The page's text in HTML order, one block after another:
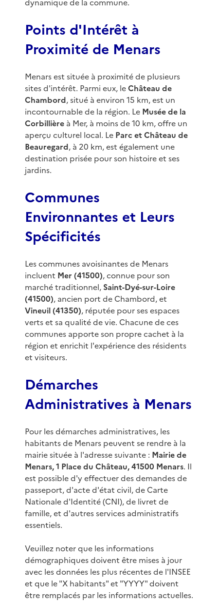
dynamique de la commune.
Points d'Intérêt à
Proximité de Menars
Menars est située à proximité de plusieurs
sites d'intérêt. Parmi eux, leChâteau de
Chambord, situé à environ 15 km, est un
incontournable de la région. Le Musée de la
Corbillièreà Mer, à moins de 10 km, offre un
aperçu culturel local. Le Parc et Château de
Beauregard, à 20 km, est également une
destination prisée pour son histoire et ses
jardins.
Communes
Environnantes et Leurs
Spécificités
Les communes avoisinantes de Menars
incluent Mer (41500), connue pour son
marché traditionnel, Saint-Dyé-sur-Loire
(41500), ancien port de Chambord, et
Vineuil (41350), réputée pour ses espaces
verts et sa qualité de vie. Chacune de ces
communes apporte son propre cachet à la
région et enrichit l'expérience des résidents
et visiteurs.
Démarches
Administratives à Menars
Pour les démarches administratives, les
habitants de Menars peuvent se rendre à la
mairie située à l'adresse suivante : Mairie de
Menars, 1 Place du Château, 41500 Menars. Il
est possible d'y effectuer des demandes de
passeport, d'acte d'état civil, de Carte
Nationale d'Identité (CNI), de livret de
famille, et d'autres services administratifs
essentiels.
Veuillez noter que les informations
démographiques doivent être mises à jour
avec les données les plus récentes de l'INSEE
et que le "X habitants" et "YYYY" doivent
être remplacés par les informations actuelles.